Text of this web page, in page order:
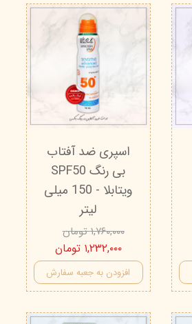
اسپری ضد آفتاب
بی‌ رنگ SPF50
ویتابلا - 150 میلی
لیتر
۱,۷۶۰,۰۰۰ تومان
۱,۲۳۲,۰۰۰ تومان
افزودن به جعبه سفارش